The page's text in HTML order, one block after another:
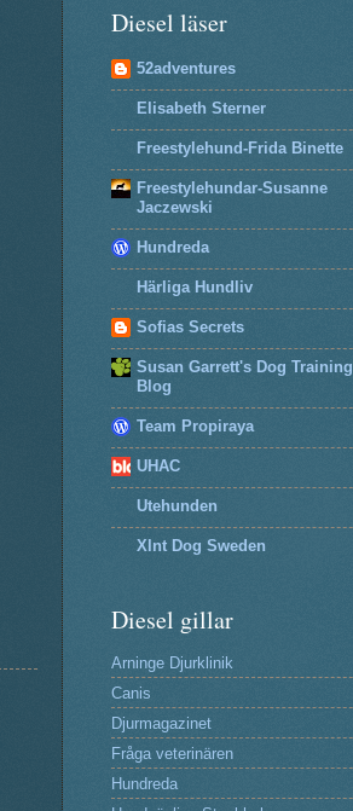
Diesel läser
52adventures
Elisabeth Sterner
Freestylehund-Frida Binette
Freestylehundar-Susanne
Jaczewski
Hundreda
Härliga Hundliv
Sofias Secrets
Susan Garrett's Dog Training
Blog
Team Propiraya
UHAC
Utehunden
Xlnt Dog Sweden
Diesel gillar
Arninge Djurklinik
Canis
Djurmagazinet
Fråga veterinären
Hundreda